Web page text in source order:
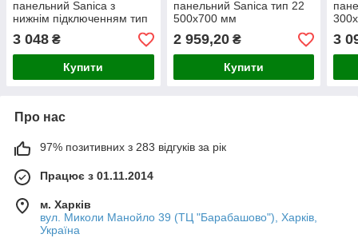
панельний Sanica з
нижнім підключенням тип
3 048 ₴
Купити
панельний Sanica тип 22
500х700 мм
2 959,20₴
Купити
3
Про нас
97% позитивних з 283 відгуків за рік
Працює з 01.11.2014
м. Харків
вул. Миколи Манойло 39 (ТЦ "Барабашово"), Харків,
Україна